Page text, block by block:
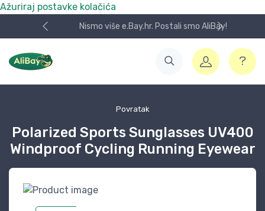
Ažuriraj postavke kolačića
Nismo više e.Bay.hr. Postali smo AliBay!
Povratak
Polarized Sports Sunglasses UV400
Windproof Cycling Running Eyewear